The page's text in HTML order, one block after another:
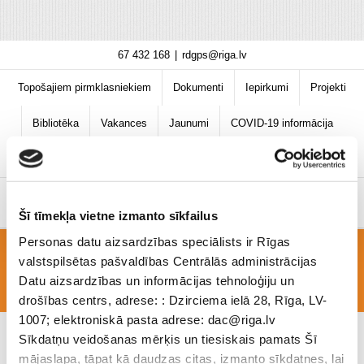
Šī tīmekļa vietne izmanto sīkfailus
Personas datu aizsardzības speciālists ir Rīgas
valstspilsētas pašvaldības Centrālās administrācijas
Datu aizsardzības un informācijas tehnoloģiju un
drošības centrs, adrese: : Dzirciema ielā 28, Rīga, LV-
1007; elektroniskā pasta adrese: dac@riga.lv
Sīkdatņu veidošanas mērķis un tiesiskais pamats Šī
mājaslapa, tāpat kā daudzas citas, izmanto sīkdatnes, lai
content
67 432 168 rdgps@riga.lv
Topošajiem pirmklasniekiem Dokumenti Iepirkumi Projekti
Bibliotēka Vakances Jaunumi COVID-19 informācija
Foto_dec